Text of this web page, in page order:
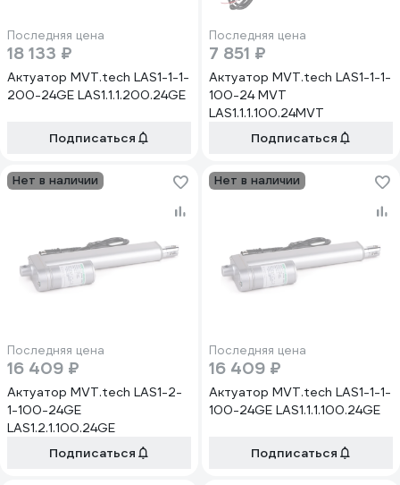
Последняя цена
18 133 ₽
Актуатор MVT.tech LAS1-1-1-
200-24GE LAS1.1.1.200.24GE
Подписаться
Последняя цена
7 851 ₽
Актуатор MVT.tech LAS1-1-1-
100-24 MVT
LAS1.1.1.100.24MVT
Подписаться
Нет в наличии
Последняя цена
16 409 ₽
Актуатор MVT.tech LAS1-2-
1-100-24GE
LAS1.2.1.100.24GE
Подписаться
Нет в наличии
Последняя цена
16 409 ₽
Актуатор MVT.tech LAS1-1-1-
100-24GE LAS1.1.1.100.24GE
Подписаться